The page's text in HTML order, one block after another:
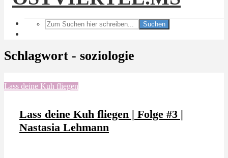
Suchen
Schlagwort - soziologie
Lass deine Kuh fliegen
Lass deine Kuh fliegen | Folge #3 |
Nastasia Lehmann